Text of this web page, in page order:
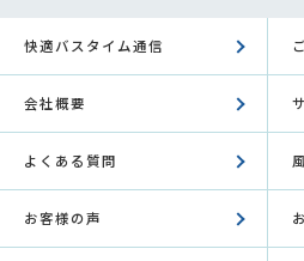
快適バスタイム通信
会社概要
よくある質問
お客様の声